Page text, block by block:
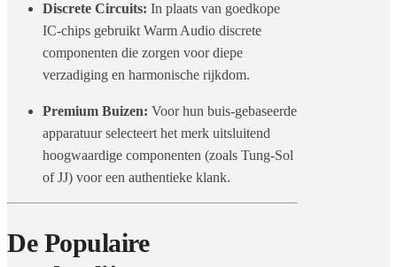
Discrete Circuits: In plaats van goedkope
IC-chips gebruikt Warm Audio discrete
componenten die zorgen voor diepe
verzadiging en harmonische rijkdom.
Premium Buizen: Voor hun buis-gebaseerde
apparatuur selecteert het merk uitsluitend
hoogwaardige componenten (zoals Tung-Sol
of JJ) voor een authentieke klank.
De Populaire